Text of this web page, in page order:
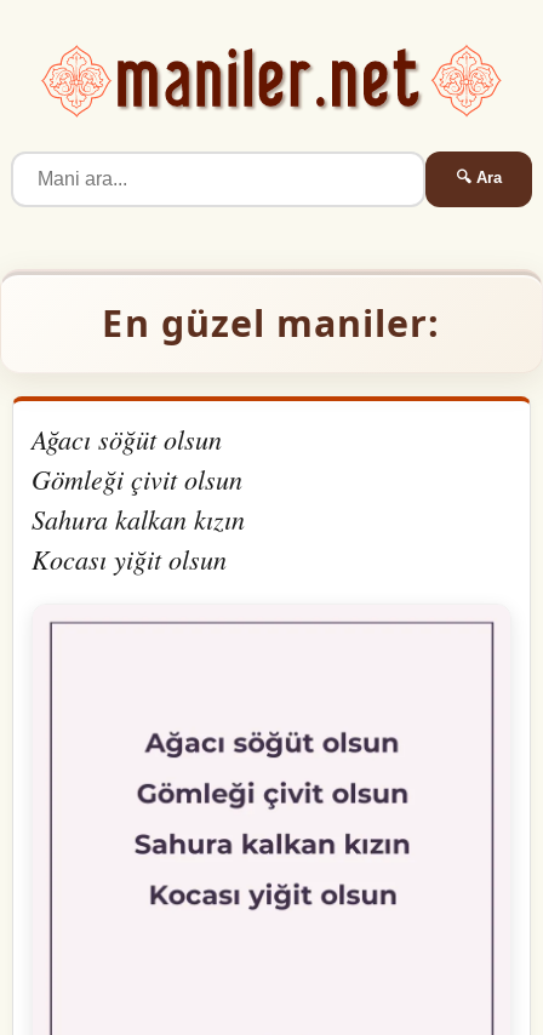
🔍 Ara
En güzel maniler:
Ağacı söğüt olsun
Gömleği çivit olsun
Sahura kalkan kızın
Kocası yiğit olsun